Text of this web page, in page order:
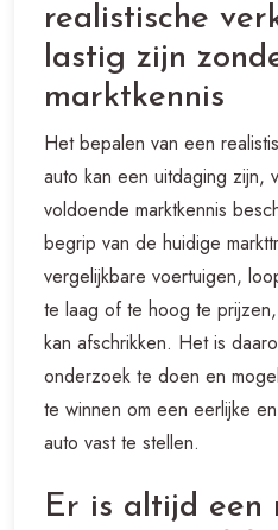
realistische
lastig zijn
marktkennis
Het bepalen van een
auto kan een uitdaging zijn,
voldoende marktkennis
begrip van de huidige
vergelijkbare voertuigen,
te laag of te hoog te
kan afschrikken. Het is
onderzoek te doen en
te winnen om een eerlijke
auto vast te stellen.
Er is altijd een